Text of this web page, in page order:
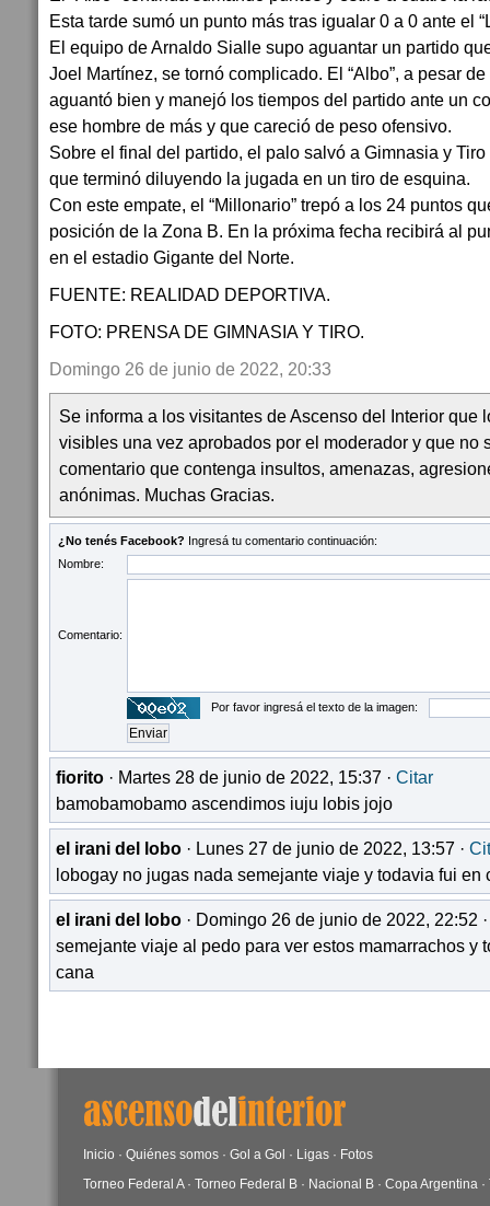
Esta tarde sumó un punto más tras igualar 0 a 0 ante el
El equipo de Arnaldo Sialle supo aguantar un partido
Joel Martínez, se tornó complicado. El “Albo”, a pesar
aguantó bien y manejó los tiempos del partido ante un
ese hombre de más y que careció de peso ofensivo.
Sobre el final del partido, el palo salvó a Gimnasia y
que terminó diluyendo la jugada en un tiro de esquina.
Con este empate, el “Millonario” trepó a los 24 puntos
posición de la Zona B. En la próxima fecha recibirá al
en el estadio Gigante del Norte.
FUENTE: REALIDAD DEPORTIVA.
FOTO: PRENSA DE GIMNASIA Y TIRO.
Domingo 26 de junio de 2022, 20:33
Se informa a los visitantes de Ascenso del Interior que
visibles una vez aprobados por el moderador y que no
comentario que contenga insultos, amenazas,
anónimas. Muchas Gracias.
¿No tenés Facebook? Ingresá tu comentario continuación:
Nombre:
Comentario:
Por favor ingresá el texto de la imagen:
fiorito · Martes 28 de junio de 2022, 15:37 · Citar
bamobamobamo ascendimos iuju lobis jojo
el irani del lobo · Lunes 27 de junio de 2022, 13:57 ·
lobogay no jugas nada semejante viaje y todavia fui en
el irani del lobo · Domingo 26 de junio de 2022, 22:52
semejante viaje al pedo para ver estos mamarrachos y
cana
Inicio · Quiénes somos · Gol a Gol · Ligas · Fotos
Torneo Federal A· Torneo Federal B · Nacional B · Copa Argentina ·